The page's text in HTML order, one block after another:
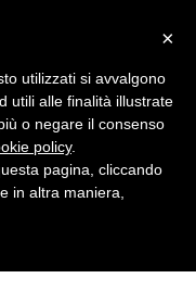
community #1 in
×
utilizzati si avvalgono
utili alle finalità illustrate
o negare il consenso
policy.
pagina, cliccando
in altra maniera,